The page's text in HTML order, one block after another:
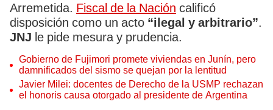
Arremetida. Fiscal de la Nación calificó
disposición como un acto “ilegal y arbitrario”.
JNJ le pide mesura y prudencia.
Gobierno de Fujimori promete viviendas en Junín, pero
damnificados del sismo se quejan por la lentitud
Javier Milei: docentes de Derecho de la USMP rechazan
el honoris causa otorgado al presidente de Argentina